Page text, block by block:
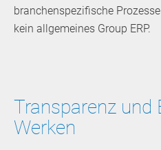
branchenspezifische
kein allgemeines Group ERP.
Transparenz und
Werken